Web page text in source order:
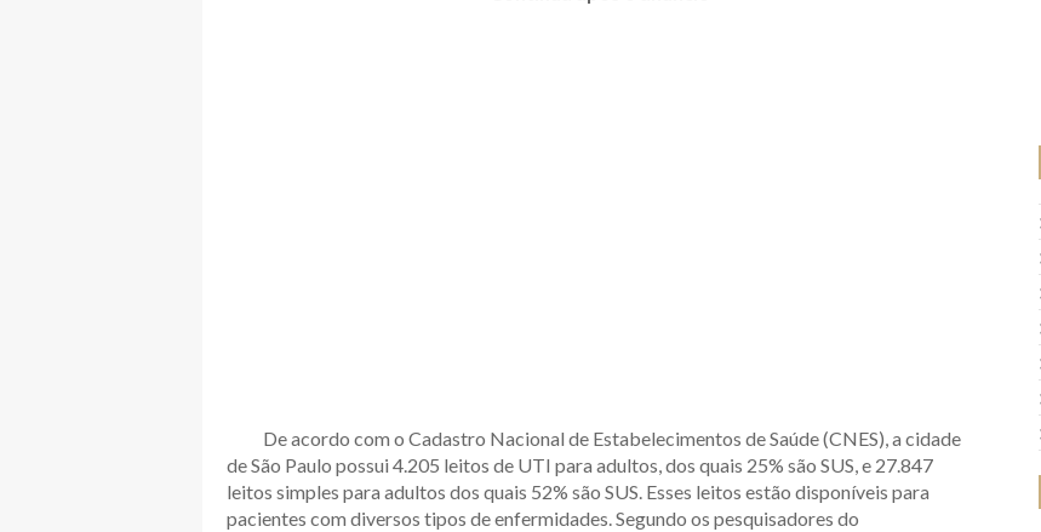
De acordo com o Cadastro Nacional de Estabelecimentos de Saúde (CNES), a cidade
de São Paulo possui 4.205 leitos de UTI para adultos, dos quais 25% são SUS, e 27.847
leitos simples para adultos dos quais 52% são SUS. Esses leitos estão disponíveis para
pacientes com diversos tipos de enfermidades. Segundo os pesquisadores do